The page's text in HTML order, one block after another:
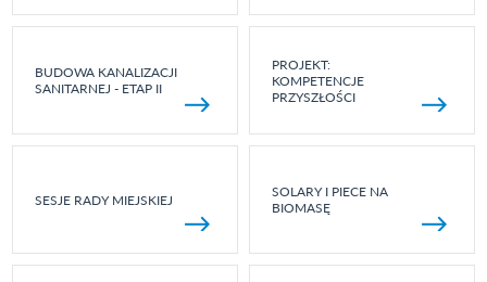
BUDOWA KANALIZACJI
SANITARNEJ - ETAP II
PROJEKT:
KOMPETENCJE
PRZYSZŁOŚCI
SESJE RADY MIEJSKIEJ
SOLARY I PIECE NA
BIOMASĘ